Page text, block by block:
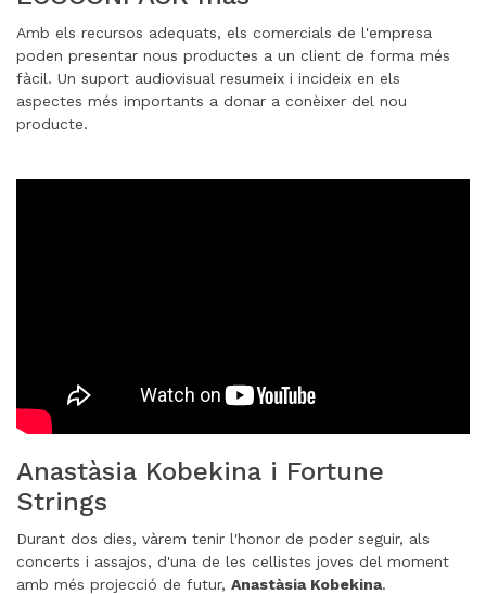
Amb els recursos adequats, els comercials de l'empresa
poden presentar nous productes a un client de forma més
fàcil. Un suport audiovisual resumeix i incideix en els
aspectes més importants a donar a conèixer del nou
producte.
Anastàsia Kobekina i Fortune
Strings
Durant dos dies, vàrem tenir l'honor de poder seguir, als
concerts i assajos, d'una de les cellistes joves del moment
amb més projecció de futur, Anastàsia Kobekina.